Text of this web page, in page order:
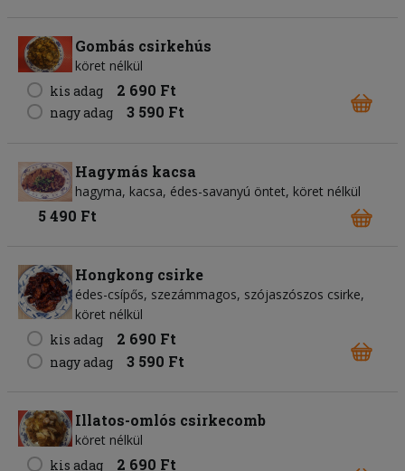
Gombás csirkehús
köret nélkül
kis adag
2 690 Ft
nagy adag 3 590 Ft
Hagymás kacsa
hagyma, kacsa, édes-savanyú öntet, köret nélkül
5 490 Ft
Hongkong csirke
édes-csípős, szezámmagos, szójaszószos csirke,
köret nélkül
kis adag
2 690 Ft
nagy adag 3 590 Ft
Illatos-omlós csirkecomb
köret nélkül
kis adag
2 690 Ft